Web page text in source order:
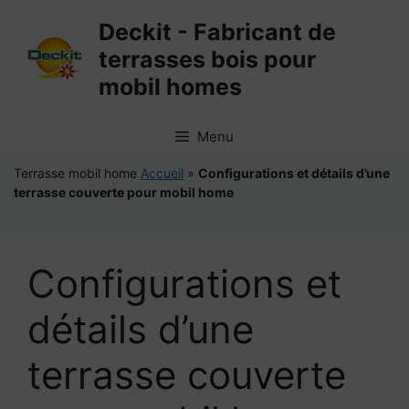
contenu
Deckit - Fabricant de
terrasses bois pour
mobil homes
Menu
Terrasse mobil home Accueil » Configurations et détails d’une
terrasse couverte pour mobil home
Configurations et
détails d’une
terrasse couverte